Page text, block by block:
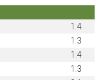
1:4
1:3
1:4
1:3